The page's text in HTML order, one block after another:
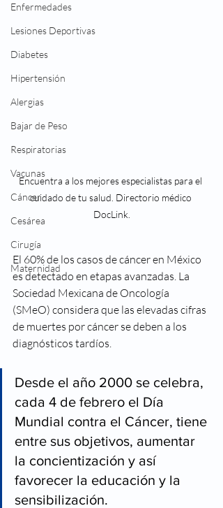
Enfermedades
Lesiones Deportivas
Diabetes
Hipertensión
Alergias
Bajar de Peso
Respiratorias
Vacunas
Cáncer
Cesárea
Cirugía
Maternidad
Encuentra a los mejores especialistas para el
cuidado de tu salud. Directorio médico
DocLink.
El 60% de los casos de cáncer en México
es detectado en etapas avanzadas. La
Sociedad Mexicana de Oncología
(SMeO) considera que las elevadas cifras
de muertes por cáncer se deben a los
diagnósticos tardíos.
Desde el año 2000 se celebra,
cada 4 de febrero el Día
Mundial contra el Cáncer, tiene
entre sus objetivos, aumentar
la concientización y así
favorecer la educación y la
sensibilización.